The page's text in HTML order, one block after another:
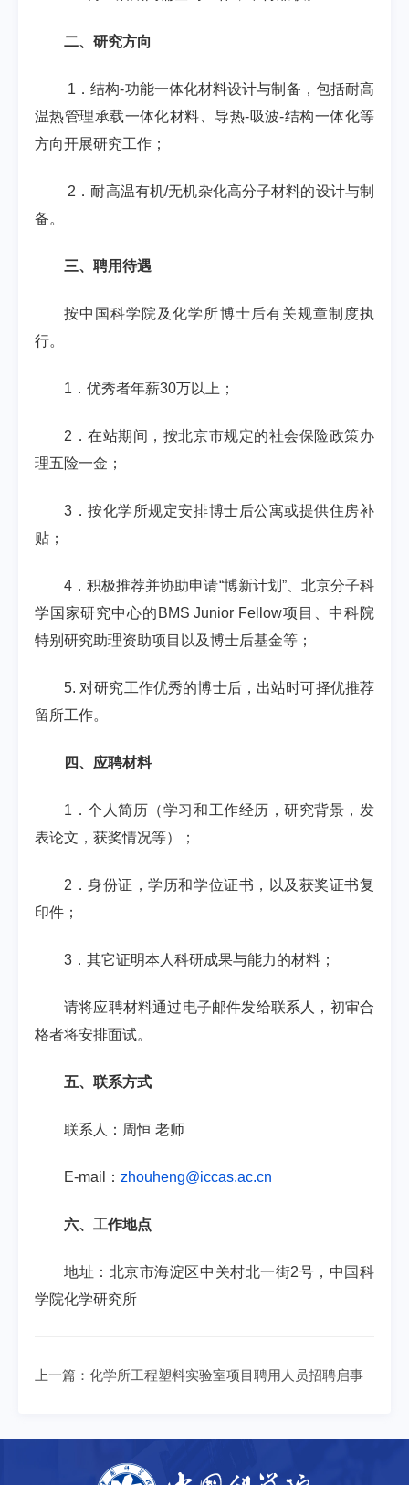
二、研究方向
1 ．结构-功能一体化材料设计与制备，包括耐高
温热管理承载一体化材料、导热-吸波-结构一体化等
方向开展研究工作；
2 ．耐高温有机/无机杂化高分子材料的设计与制
备。
三、聘用待遇
按中国科学院及化学所博士后有关规章制度执
行。
1 ．优秀者年薪30万以上；
2 ．在站期间，按北京市规定的社会保险政策办
理五险一金；
3 ．按化学所规定安排博士后公寓或提供住房补
贴；
4 ．积极推荐并协助申请“博新计划 ”、北京分子科
学国家研究中心的 BMS Junior Fellow项目、中科院
特别研究助理资助项目以及博士后基金等；
5. 对研究工作优秀的博士后，出站时可择优推荐
留所工作。
四、应聘材料
1 ．个人简历（学习和工作经历，研究背景，发
表论文，获奖情况等）；
2 ．身份证，学历和学位证书，以及获奖证书复
印件；
3 ．其它证明本人科研成果与能力的材料；
请将应聘材料通过电子邮件发给联系人，初审合
格者将安排面试。
五、联系方式
联系人：周恒 老师
E-mail ： zhouheng@iccas.ac.cn
六、工作地点
地址：北京市海淀区中关村北一街2号，中国科
学院化学研究所
上一篇： 化学所工程塑料实验室项目聘用人员招聘启事